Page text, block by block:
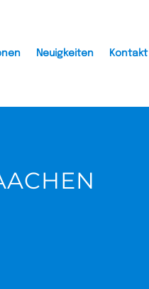
Neuigkeiten Kontakt